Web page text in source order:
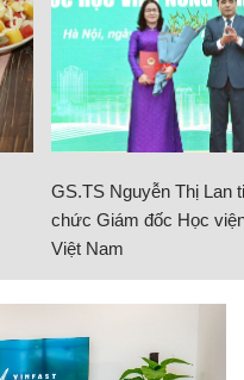
GS.TS Nguyễn Thị Lan
chức Giám đốc Học
Việt Nam